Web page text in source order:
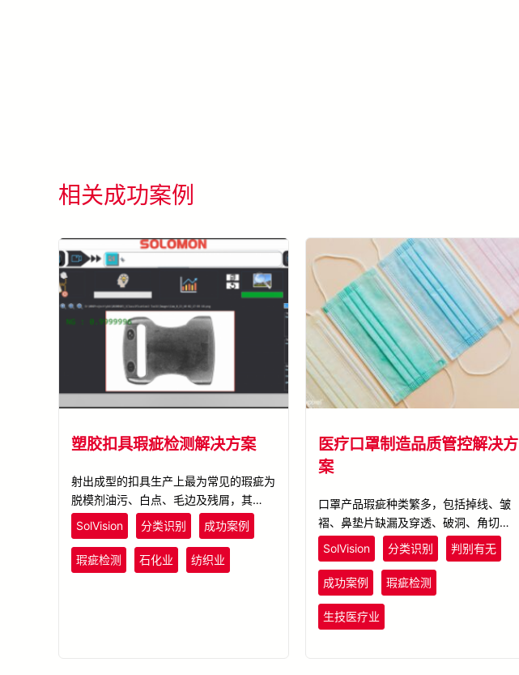
相关成功案例
塑胶扣具瑕疵检测解决方案
射出成型的扣具生产上最为常见的瑕疵为
脱模剂油污、白点、毛边及残屑，其中属
油污瑕疵最难检出。结合SolVision AI影
像平台工具，分别针对各类表面瑕疵型态
执行深度学习，训练完成的AI模型即可实
时检出射出成型时产生油污与在内的各类
SolVision 分类识别 成功案例
瑕疵检测 石化业 纺织业
医疗口罩制造品质管控解决方
案
口罩产品瑕疵种类繁多，包括掉线、皱
褶、鼻垫片缺漏及穿透、破洞、角切、脏
污、侧边凸出及过滤层破损等。难以透过
AOI方式检出全部的瑕疵。运用SolVision
AI影像技术，将影像样本中各类型瑕疵予
以标注，AI经深度学习后即可于品管端精
准辨识口罩上是否有瑕疵，进而将不良品
汰除。
SolVision 分类识别 判别有无
成功案例 瑕疵检测
生技医疗业